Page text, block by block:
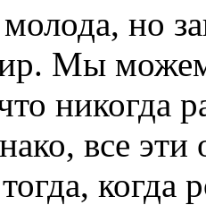
но
Мы
никогда
все
когда